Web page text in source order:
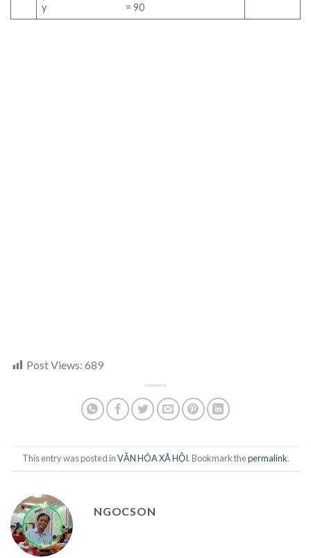
y = 90
Post Views: 689
This entry was posted inVĂN HÓA XÃ HỘI. Bookmark thepermalink.
NGOCSON